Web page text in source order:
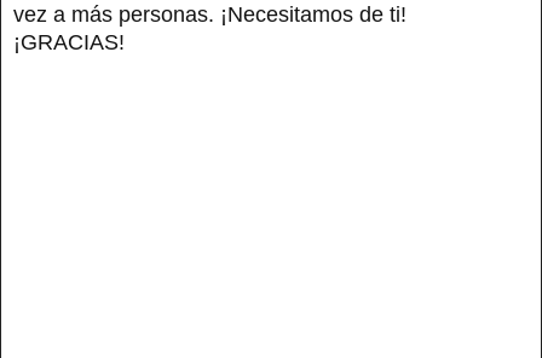
vez a más personas. ¡Necesitamos de ti!
¡GRACIAS!